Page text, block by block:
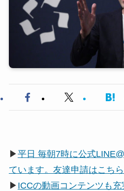
▶平日 毎朝7時に公式
ています。友達申請はこちら
▶ ICCの動画コンテンツも